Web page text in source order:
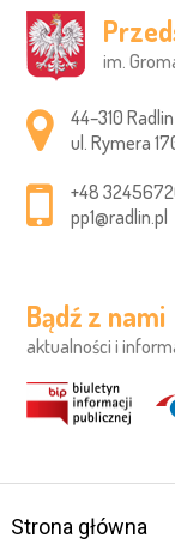
im.
Adres
44–310 Radlin
ul. Rymera
+48
pp1@radlin.pl
Bądź z nami
aktualności i
Strona główna